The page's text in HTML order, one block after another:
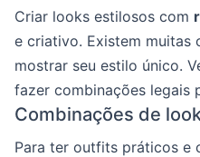
Criar looks estilosos com
e criativo. Existem muitas
mostrar seu estilo único.
fazer combinações legais
Combinações de
Para ter outfits práticos e